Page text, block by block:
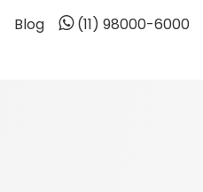
Blog (11) 98000-6000